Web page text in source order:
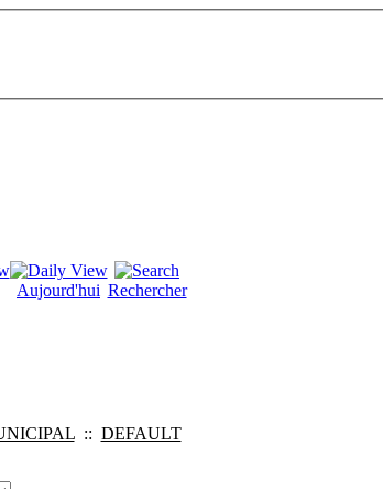
Aujourd'hui Rechercher
:: DEFAULT